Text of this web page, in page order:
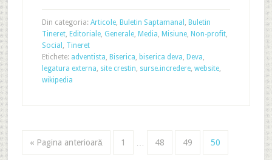
Din categoria: Articole, Buletin Saptamanal , Buletin
Tineret, Editoriale, Generale, Media, Misiune, Non-profit,
Social , Tineret
Etichete: adventista, Biserica, biserica deva, Deva,
legatura externa, site crestin, surse.incredere, website,
wikipedia
« Pagina anterioară 1 48 49 50